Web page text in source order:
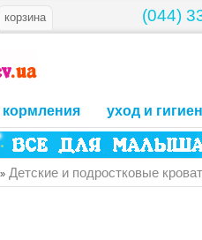
(044)
корзина
кормления уход и
» Детские и подростковые